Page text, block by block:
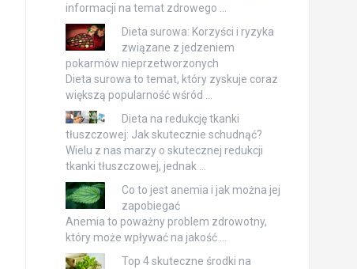
informacji na temat zdrowego …
Dieta surowa: Korzyści i ryzyka
związane z jedzeniem
pokarmów nieprzetworzonych
Dieta surowa to temat, który zyskuje coraz
większą popularność wśród …
Dieta na redukcję tkanki
tłuszczowej: Jak skutecznie schudnąć?
Wielu z nas marzy o skutecznej redukcji
tkanki tłuszczowej, jednak …
Co to jest anemia i jak można jej
zapobiegać
Anemia to poważny problem zdrowotny,
który może wpływać na jakość …
Top 4 skuteczne środki na